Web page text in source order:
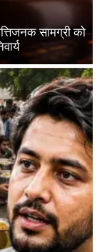
सामग्री को